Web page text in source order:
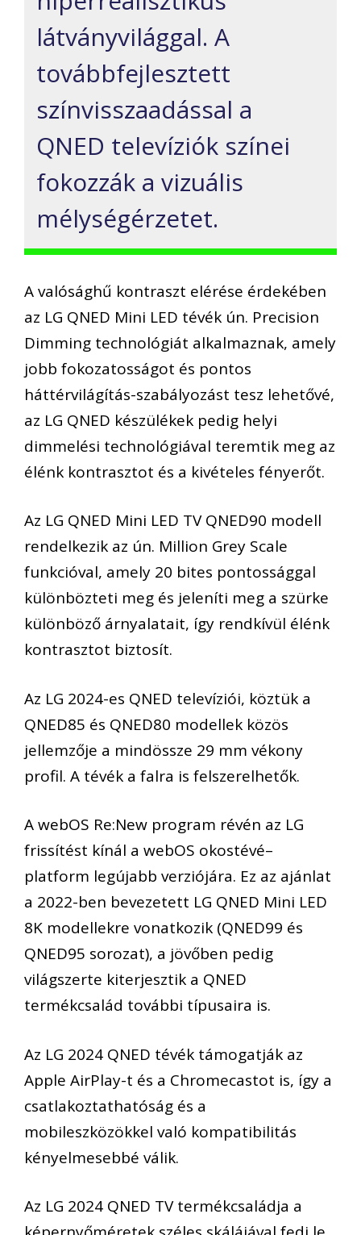
látványvilággal. A
továbbfejlesztett
színvisszaadással a
QNED televíziók színei
fokozzák a vizuális
mélységérzetet.
A valósághű kontraszt elérése érdekében
az LG QNED Mini LED tévék ún. Precision
Dimming technológiát alkalmaznak, amely
jobb fokozatosságot és pontos
háttérvilágítás-szabályozást tesz lehetővé,
az LG QNED készülékek pedig helyi
dimmelési technológiával teremtik meg az
élénk kontrasztot és a kivételes fényerőt.
Az LG QNED Mini LED TV QNED90 modell
rendelkezik az ún. Million Grey Scale
funkcióval, amely 20 bites pontossággal
különbözteti meg és jeleníti meg a szürke
különböző árnyalatait, így rendkívül élénk
kontrasztot biztosít.
Az LG 2024-es QNED televíziói, köztük a
QNED85 és QNED80 modellek közös
jellemzője a mindössze 29 mm vékony
profil. A tévék a falra is felszerelhetők.
AwebOS Re:New program révén az LG
frissítést kínál a webOS okostévé–
platform legújabb verziójára. Ez az ajánlat
a 2022-ben bevezetett LG QNED Mini LED
8K modellekre vonatkozik (QNED99 és
QNED95 sorozat), a jövőben pedig
világszerte kiterjesztik a QNED
termékcsalád további típusaira is.
Az LG 2024 QNED tévék támogatják az
Apple AirPlay-t és a Chromecastot is, így a
csatlakoztathatóság és a
mobileszközökkel való kompatibilitás
kényelmesebbé válik.
Az LG 2024 QNED TV termékcsaládja a